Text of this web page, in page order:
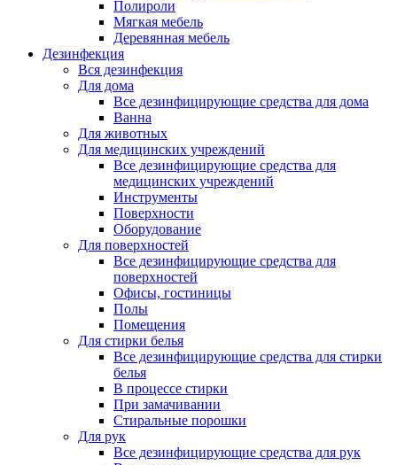
Полироли
Мягкая мебель
Деревянная мебель
Дезинфекция
Вся дезинфекция
Для дома
Все дезинфицирующие средства для дома
Ванна
Для животных
Для медицинских учреждений
Все дезинфицирующие средства для
медицинских учреждений
Инструменты
Поверхности
Оборудование
Для поверхностей
Все дезинфицирующие средства для
поверхностей
Офисы, гостиницы
Полы
Помещения
Для стирки белья
Все дезинфицирующие средства для стирки
белья
В процессе стирки
При замачивании
Стиральные порошки
Для рук
Все дезинфицирующие средства для рук